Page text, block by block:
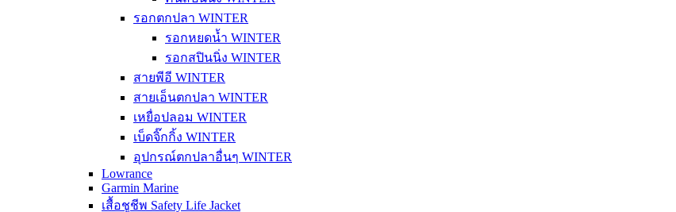
รอกตกปลา WINTER
รอกหยดน้ำ WINTER
รอกสปินนิ่ง WINTER
สายพีอี WINTER
สายเอ็นตกปลา WINTER
เหยื่อปลอม WINTER
เบ็ดจิ๊กกิ้ง WINTER
อุปกรณ์ตกปลาอื่นๆ WINTER
Lowrance
Garmin Marine
เสื้อชูชีพ Safety Life Jacket